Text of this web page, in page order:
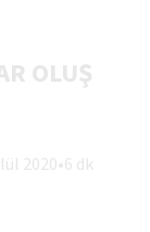
OLUŞ
2020•6 dk